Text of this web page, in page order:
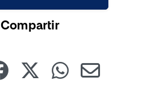
Compartir